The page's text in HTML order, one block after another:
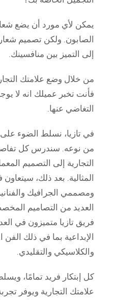
يمكن لأي مورد أن يضع
الصابون. ولكن تصميم
إلى التميز بين منافسينك.
من خلال وضع علامتك
فأنت تخبر عميلك انه لا
التغاضي عنها.
في تازيا، نسلط الضوء
من نوعه. سندرس كل
التجارية إلى التصميم
المثالية. بعد ذلك،
ومصممي الجرافيك
العديد من التصاميم
فريق تازيا متميزون في
الإبداعية بما في ذلك
والكلاسيكي والتقليدي.
كل إبتكار فريد تمامًا،
علامتك التجارية ويوفر